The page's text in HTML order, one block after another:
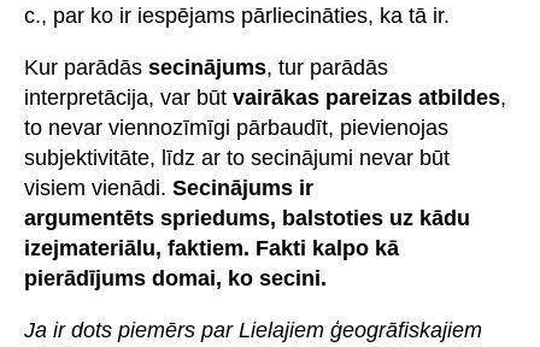
c., par ko ir iespējams pārliecināties, ka tā ir.
Kur parādās secinājums, tur parādās
interpretācija, var būt vairākas pareizas atbildes,
to nevar viennozīmīgi pārbaudīt, pievienojas
subjektivitāte, līdz ar to secinājumi nevar būt
visiem vienādi. Secinājums ir
argumentēts spriedums, balstoties uz kādu
izejmateriālu, faktiem. Fakti kalpo kā
pierādījums domai, ko secini.
Ja ir dots piemērs par Lielajiem ģeogrāfiskajiem